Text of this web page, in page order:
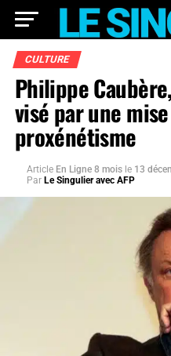
CULTURE
Philippe
visé par une
proxénétisme
Article En Ligne 8 mois le 13
Par Le Singulier avec AFP